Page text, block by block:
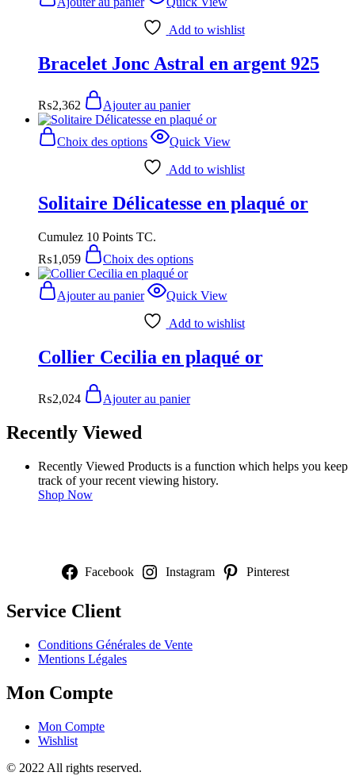
Add to wishlist
Bracelet Jonc Astral en argent 925
₨2,362 Ajouter au panier
Choix des options Quick View
Add to wishlist
Solitaire Délicatesse en plaqué or
Cumulez 10 Points TC.
₨1,059 Choix des options
Ajouter au panier Quick View
Add to wishlist
Collier Cecilia en plaqué or
₨2,024 Ajouter au panier
Recently Viewed
Recently Viewed Products is a function which helps you keep
track of your recent viewing history.
Shop Now
Facebook Instagram Pinterest
Service Client
Conditions Générales de Vente
Mentions Légales
Mon Compte
Mon Compte
Wishlist
© 2022 All rights reserved.